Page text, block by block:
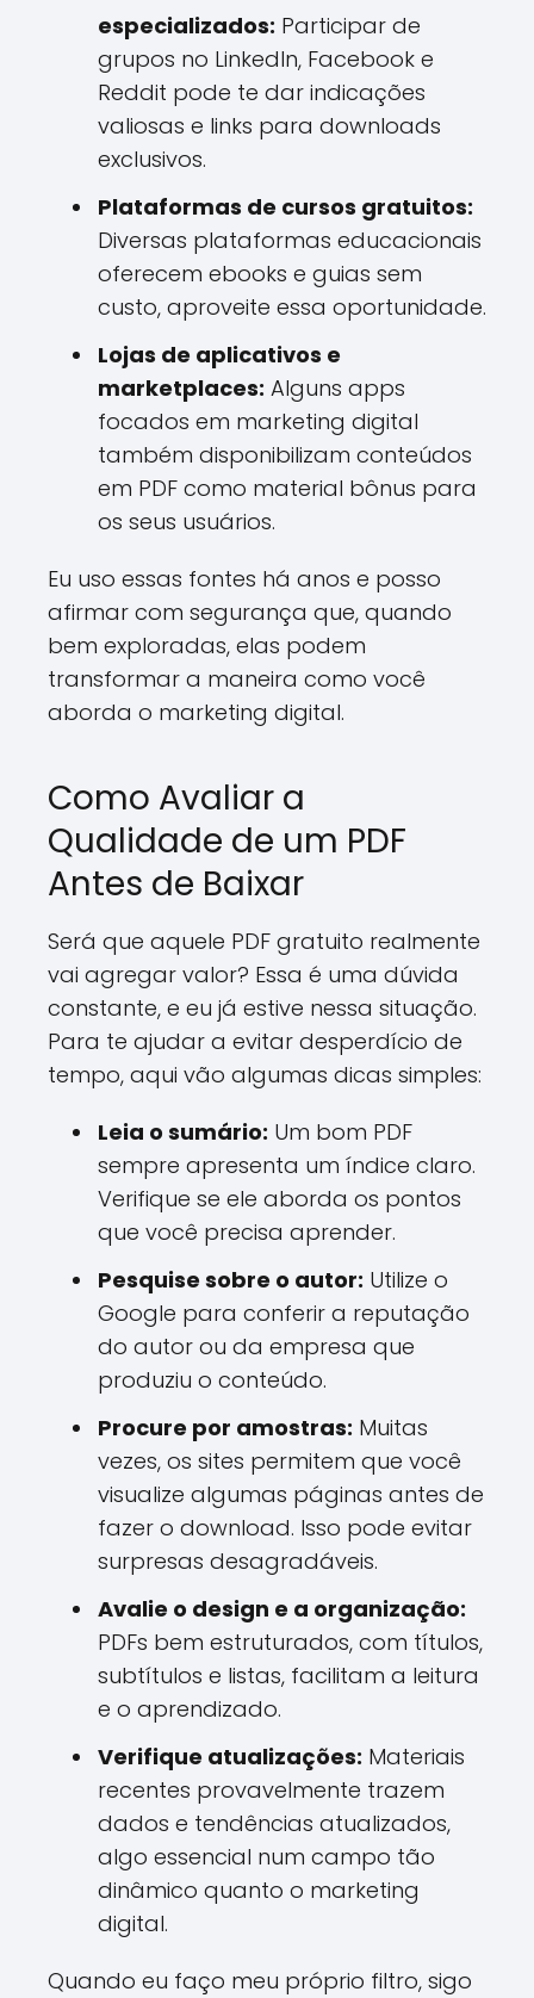
especializados: Participar de
grupos no LinkedIn, Facebook e
Reddit pode te dar indicações
valiosas e links para downloads
exclusivos.
Plataformas de cursos gratuitos:
Diversas plataformas educacionais
oferecem ebooks e guias sem
custo, aproveite essa oportunidade.
Lojas de aplicativos e
marketplaces: Alguns apps
focados em marketing digital
também disponibilizam conteúdos
em PDF como material bônus para
os seus usuários.
Eu uso essas fontes há anos e posso
afirmar com segurança que, quando
bem exploradas, elas podem
transformar a maneira como você
aborda o marketing digital.
Como Avaliar a
Qualidade de um PDF
Antes de Baixar
Será que aquele PDF gratuito realmente
vai agregar valor? Essa é uma dúvida
constante, e eu já estive nessa situação.
Para te ajudar a evitar desperdício de
tempo, aqui vão algumas dicas simples:
Leia o sumário: Um bom PDF
sempre apresenta um índice claro.
Verifique se ele aborda os pontos
que você precisa aprender.
Pesquise sobre o autor: Utilize o
Google para conferir a reputação
do autor ou da empresa que
produziu o conteúdo.
Procure por amostras: Muitas
vezes, os sites permitem que você
visualize algumas páginas antes de
fazer o download. Isso pode evitar
surpresas desagradáveis.
Avalie o design e a organização:
PDFs bem estruturados, com títulos,
subtítulos e listas, facilitam a leitura
e o aprendizado.
Verifique atualizações: Materiais
recentes provavelmente trazem
dados e tendências atualizados,
algo essencial num campo tão
dinâmico quanto o marketing
digital.
Quando eu faço meu próprio filtro, sigo